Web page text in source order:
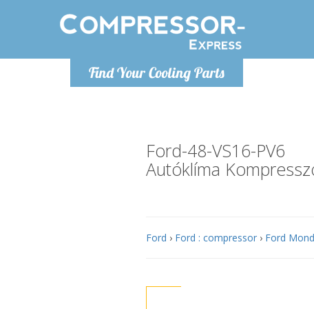
Find Your Cooling Parts
Ford-48-VS16-PV6
Autóklíma
Ford › Ford : compressor › Ford